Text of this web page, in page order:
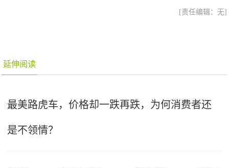
[责任编辑：无]
延伸阅读
最美路虎车，价格却一跌再跌，为何消费者还
是不领情？